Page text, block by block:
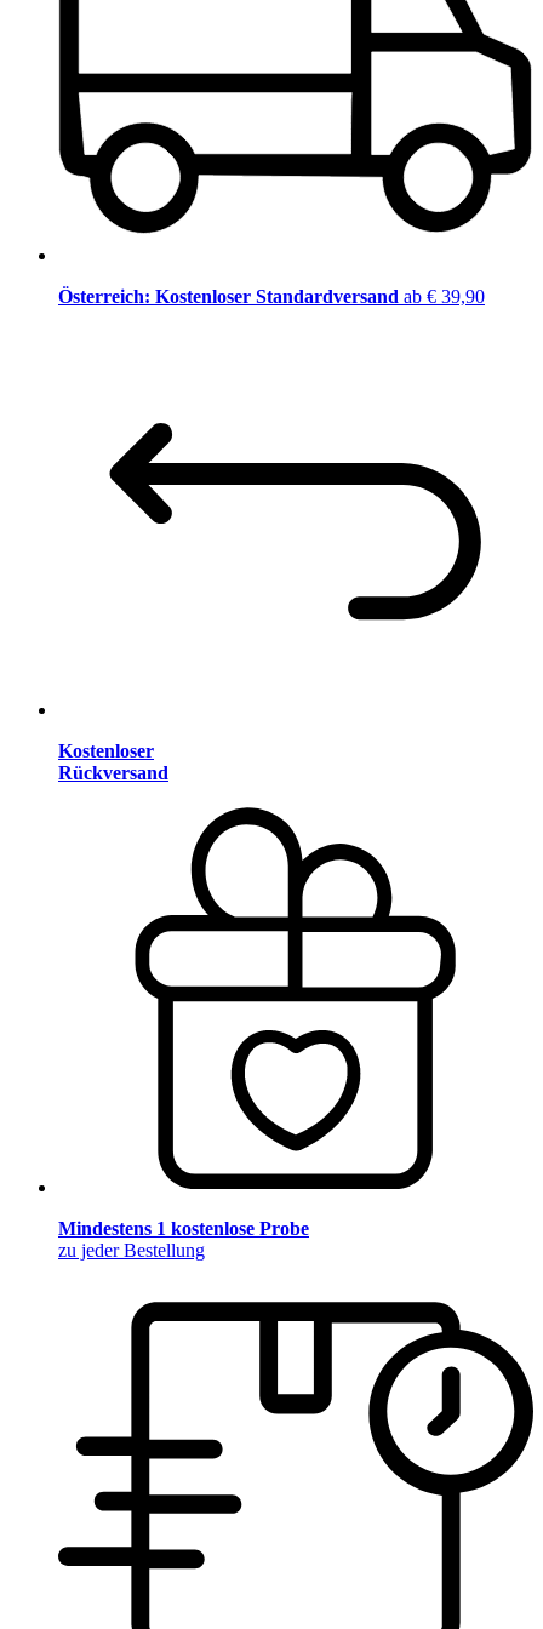
Österreich: Kostenloser Standardversand ab € 39,90
Kostenloser
Rückversand
Mindestens 1 kostenlose Probe
zu jeder Bestellung